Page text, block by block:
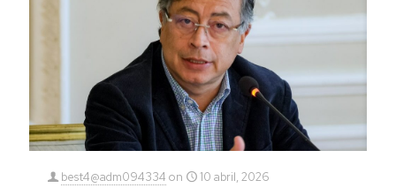
best4@adm094334 on 10 abril, 2026